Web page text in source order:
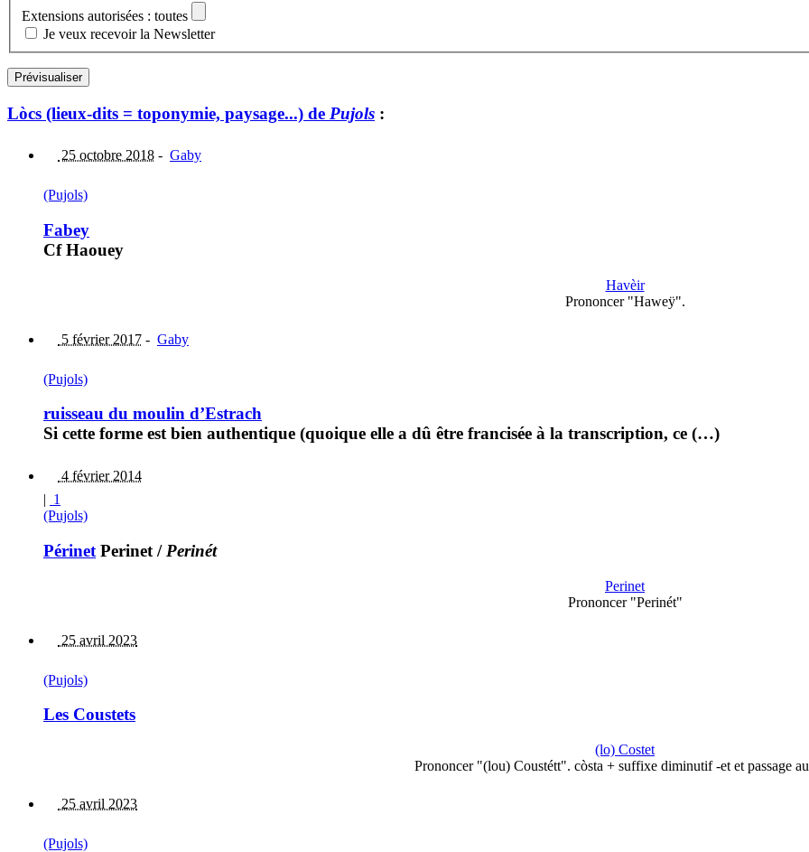
Extensions autorisées : toutes
Je veux recevoir la Newsletter
Lòcs (lieux-dits = toponymie, paysage...) de Pujols :
25 octobre 2018 - Gaby
(Pujols)
Fabey
Cf Haouey
Havèir
Prononcer "Haweÿ".
5 février 2017 - Gaby
(Pujols)
ruisseau du moulin d’Estrach
Si cette forme est bien authentique (quoique elle a dû être francisée à la transcription, ce (…)
4 février 2014
| 1
(Pujols)
Périnet Perinet / Perinét
Perinet
Prononcer "Perinét"
25 avril 2023
(Pujols)
Les Coustets
(lo) Costet
Prononcer "(lou) Coustétt". còsta + suffixe diminutif -et et passage
25 avril 2023
(Pujols)